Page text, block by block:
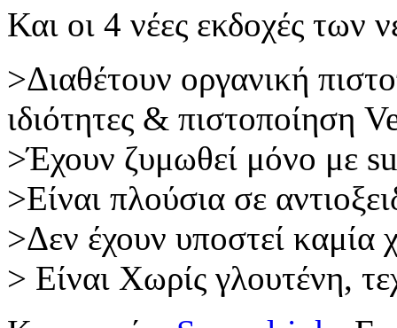
Και οι 4 νέες εκδοχές
>Διαθέτουν οργανική
ιδιότητες & πιστοποίηση
>Έχουν ζυμωθεί μόνο με
>Είναι πλούσια σε
>Δεν έχουν υποστεί καμία
> Είναι Xωρίς γλουτένη,